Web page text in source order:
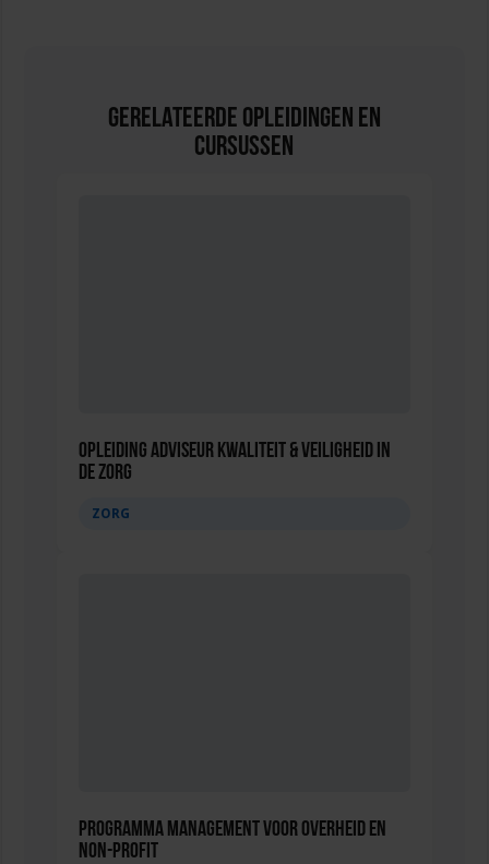
Gerelateerde Opleidingen en
Cursussen
Opleiding Adviseur Kwaliteit & Veiligheid in
de zorg
ZORG
Programma Management voor overheid en
non-profit